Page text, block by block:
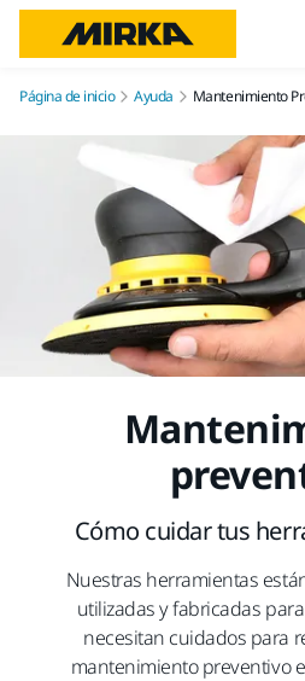
Página de inicio Ayuda Mantenimiento
Cómo cuidar tus
Nuestras herramientas
utilizadas y fabricadas
necesitan cuidados para
mantenimiento preventivo